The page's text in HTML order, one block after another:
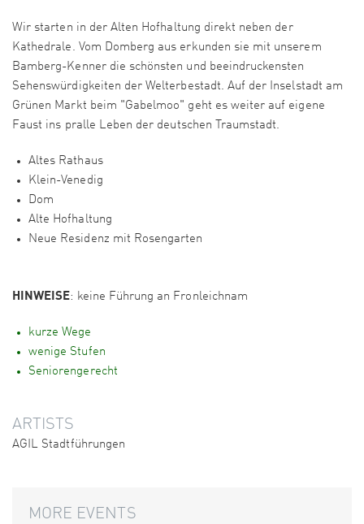
Wir starten in der Alten Hofhaltung direkt neben der
Kathedrale. Vom Domberg aus erkunden sie mit unserem
Bamberg-Kenner die schönsten und beeindruckensten
Sehenswürdigkeiten der Welterbestadt. Auf der Inselstadt am
Grünen Markt beim "Gabelmoo" geht es weiter auf eigene
Faust ins pralle Leben der deutschen Traumstadt.
Altes Rathaus
Klein-Venedig
Dom
Alte Hofhaltung
Neue Residenz mit Rosengarten
HINWEISE: keine Führung an Fronleichnam
kurze Wege
wenige Stufen
Seniorengerecht
ARTISTS
AGIL Stadtführungen
MORE EVENTS